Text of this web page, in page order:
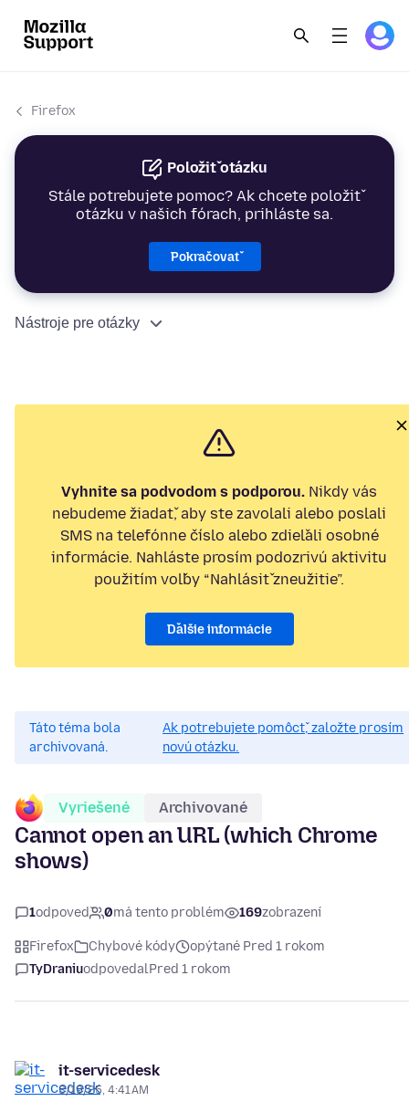
Firefox
Položiť otázku
Stále potrebujete pomoc? Ak chcete položiť
otázku v našich fórach, prihláste sa.
Pokračovať
Nástroje pre otázky
Vyhnite sa podvodom s podporou. Nikdy vás
nebudeme žiadať, aby ste zavolali alebo poslali
SMS na telefónne číslo alebo zdieľali osobné
informácie. Nahláste prosím podozrivú aktivitu
použitím voľby “Nahlásiť zneužitie”.
Ďalšie informácie
Táto téma bola
archivovaná.
Ak potrebujete pomôcť, založte prosím
novú otázku.
Vyriešené Archivované
Cannot open an URL (which Chrome
shows)
1odpoveď 0má tento problém 169zobrazení
Firefox Chybové kódy
opýtané Pred 1 rokom
TyDraniuodpovedalPred 1 rokom
it-servicedesk
3/19/25, 4:41 AM